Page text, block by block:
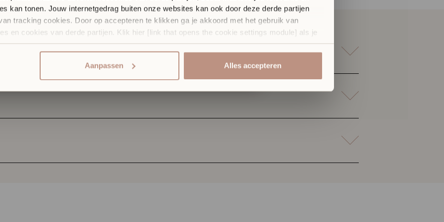
kan tonen. Jouw internetgedrag buiten onze websites kan ook door deze derde partijen
tracking cookies. Door op accepteren te klikken ga je akkoord met het gebruik van
en cookies van derde partijen. Klik hier [link that opens the cookie settings module] als je
Voor meer informatie klik hier.
Aanpassen Alles accepteren
of kom gewoon langs.
Kies een afspraaktype